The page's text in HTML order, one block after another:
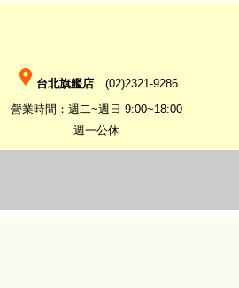
place 台北旗艦店 (02)2321-9286
營業時間：週二~週日 9:00~18:00
週一公休